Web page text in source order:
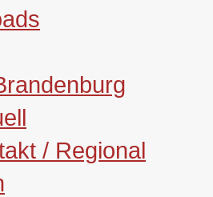
/ Regional